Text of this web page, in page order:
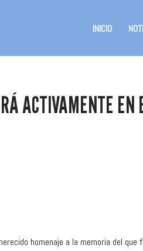
INICIO
ACTIVAMENTE
homenaje a la memoria del